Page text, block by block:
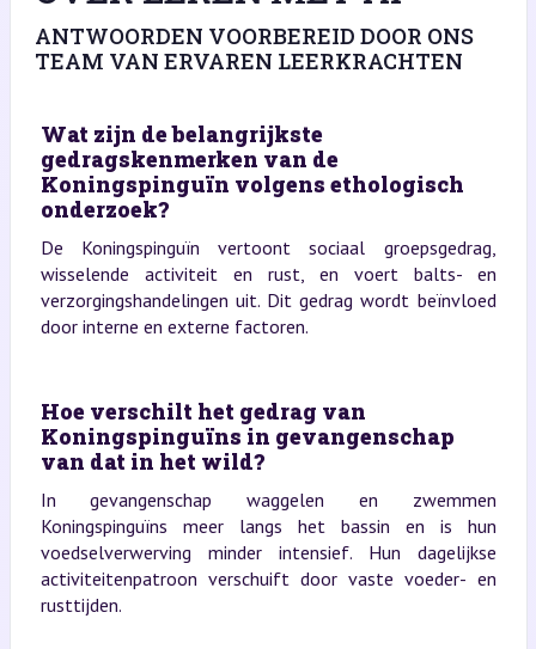
ANTWOORDEN VOORBEREID DOOR ONS
TEAM VAN ERVAREN LEERKRACHTEN
Wat zijn de belangrijkste
gedragskenmerken van de
Koningspinguïn volgens ethologisch
onderzoek?
De Koningspinguïn vertoont sociaal groepsgedrag,
wisselende activiteit en rust, en voert balts- en
verzorgingshandelingen uit. Dit gedrag wordt beïnvloed
door interne en externe factoren.
Hoe verschilt het gedrag van
Koningspinguïns in gevangenschap
van dat in het wild?
In gevangenschap waggelen en zwemmen
Koningspinguïns meer langs het bassin en is hun
voedselverwerving minder intensief. Hun dagelijkse
activiteitenpatroon verschuift door vaste voeder- en
rusttijden.